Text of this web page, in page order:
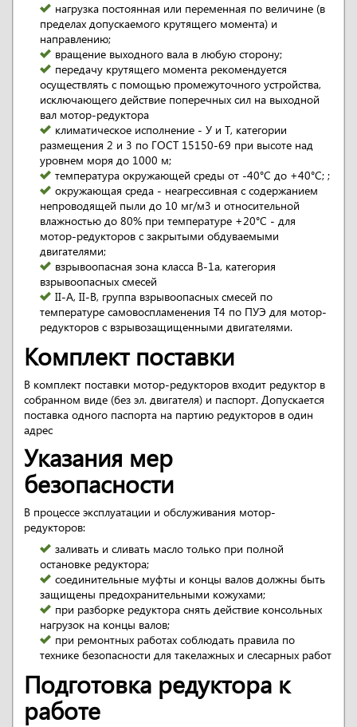
нагрузка постоянная или переменная по величине (в
пределах допускаемого крутящего момента) и
направлению;
вращение выходного вала в любую сторону;
передачу крутящего момента рекомендуется
осуществлять с помощью промежуточного устройства,
исключающего действие поперечных сил на выходной
вал мотор-редуктора
климатическое исполнение - У и Т, категории
размещения 2 и 3 по ГОСТ 15150-69 при высоте над
уровнем моря до 1000 м;
температура окружающей среды от -40°С до +40°С; ;
окружающая среда - неагрессивная с содержанием
непроводящей пыли до 10 мг/м3 и относительной
влажностью до 80% при температуре +20°С - для
мотор-редукторов с закрытыми обдуваемыми
двигателями;
взрывоопасная зона класса В-1а, категория
взрывоопасных смесей
II-А, II-В, группа взрывоопасных смесей по
температуре самовоспламенения Т4 по ПУЭ для мотор-
редукторов с взрывозащищенными двигателями.
Комплект поставки
В комплект поставки мотор-редукторов входит редуктор в
собранном виде (без эл. двигателя) и паспорт. Допускается
поставка одного паспорта на партию редукторов в один
адрес
Указания мер
безопасности
В процессе эксплуатации и обслуживания мотор-
редукторов:
заливать и сливать масло только при полной
остановке редуктора;
соединительные муфты и концы валов должны быть
защищены предохранительными кожухами;
при разборке редуктора снять действие консольных
нагрузок на концы валов;
при ремонтных работах соблюдать правила по
технике безопасности для такелажных и слесарных работ
Подготовка редуктора к
работе